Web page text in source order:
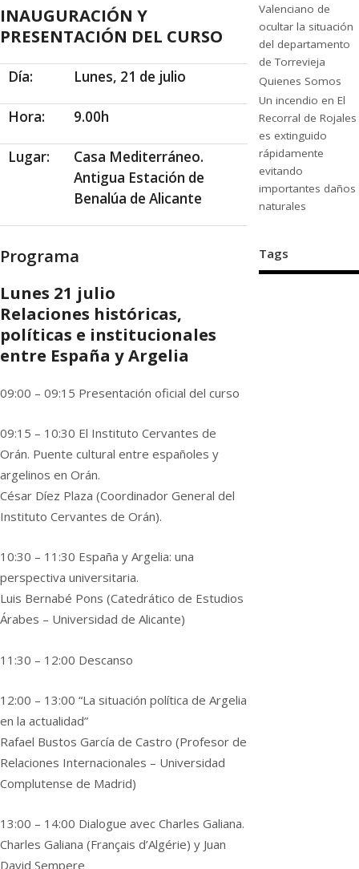
INAUGURACIÓN Y
PRESENTACIÓN DEL CURSO
Día: Lunes, 21 de julio
Hora: 9.00h
Lugar:
Casa Mediterráneo.
Antigua Estación de
Benalúa de Alicante
Programa
Lunes 21 julio
Relaciones históricas,
políticas e institucionales
entre España y Argelia
09:00 – 09:15 Presentación oficial del curso
09:15 – 10:30 El Instituto Cervantes de
Orán. Puente cultural entre españoles y
argelinos en Orán.
César Díez Plaza (Coordinador General del
Instituto Cervantes de Orán).
10:30 – 11:30 España y Argelia: una
perspectiva universitaria.
Luis Bernabé Pons (Catedrático de Estudios
Árabes – Universidad de Alicante)
11:30 – 12:00 Descanso
12:00 – 13:00 “La situación política de Argelia
en la actualidad”
Rafael Bustos García de Castro (Profesor de
Relaciones Internacionales – Universidad
Complutense de Madrid)
13:00 – 14:00 Dialogue avec Charles Galiana.
Charles Galiana (Français d’Algérie) y Juan
David Sempere
Valenciano de
ocultar la situación
del departamento
de Torrevieja
Quienes Somos
Un incendio en El
Recorral de Rojales
es extinguido
rápidamente
evitando
importantes daños
naturales
Tags